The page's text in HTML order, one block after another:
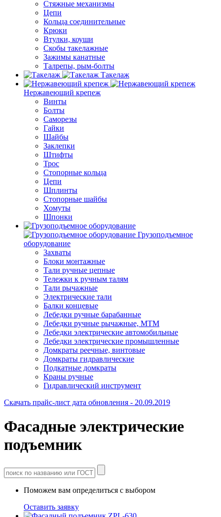
Стяжные механизмы
Цепи
Кольца соединительные
Крюки
Втулки, коуши
Скобы такелажные
Зажимы канатные
Талрепы, рым-болты
Такелаж
Нержавеющий крепеж
Винты
Болты
Саморезы
Гайки
Шайбы
Заклепки
Штифты
Трос
Стопорные кольца
Цепи
Шплинты
Стопорные шайбы
Хомуты
Шпонки
Грузоподъемное
оборудование
Захваты
Блоки монтажные
Тали ручные цепные
Тележки к ручным талям
Тали рычажные
Электрические тали
Балки концевые
Лебедки ручные барабанные
Лебедки ручные рычажные, МТМ
Лебедки электрические автомобильные
Лебедки электрические промышленные
Домкраты реечные, винтовые
Домкраты гидравлические
Подкатные домкраты
Краны ручные
Гидравлический инструмент
Скачать прайс-лист дата обновления - 20.09.2019
Фасадные электрические
подъемник
Поможем вам определиться с выбором
Оставить заявку